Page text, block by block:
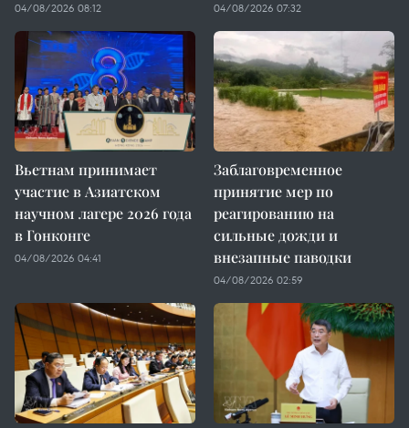
04/08/2026 08:12 04/08/2026 07:32
Вьетнам принимает
участие в Азиатском
научном лагере 2026 года
в Гонконге
04/08/2026 04:41
Заблаговременное
принятие мер по
реагированию на
сильные дожди и
внезапные паводки
04/08/2026 02:59